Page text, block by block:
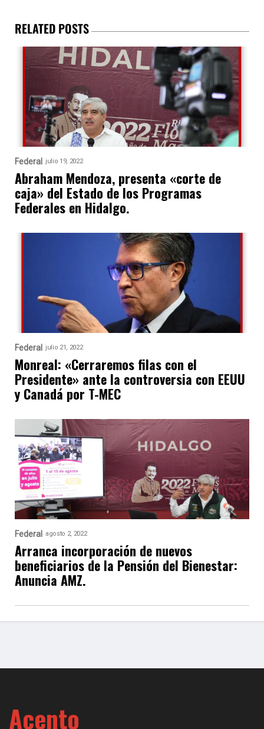
RELATED POSTS
Federal julio 19, 2022
Abraham Mendoza, presenta «corte de
caja» del Estado de los Programas
Federales en Hidalgo.
Federal julio 21, 2022
Monreal: «Cerraremos filas con el
Presidente» ante la controversia con EEUU
y Canadá por T-MEC
Federal agosto 2, 2022
Arranca incorporación de nuevos
beneficiarios de la Pensión del Bienestar:
Anuncia AMZ.
Acento